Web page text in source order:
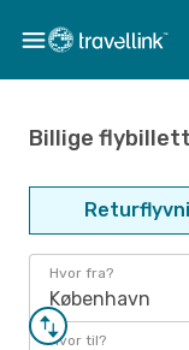
Billige
Hvor fra?
København
Hvor til?